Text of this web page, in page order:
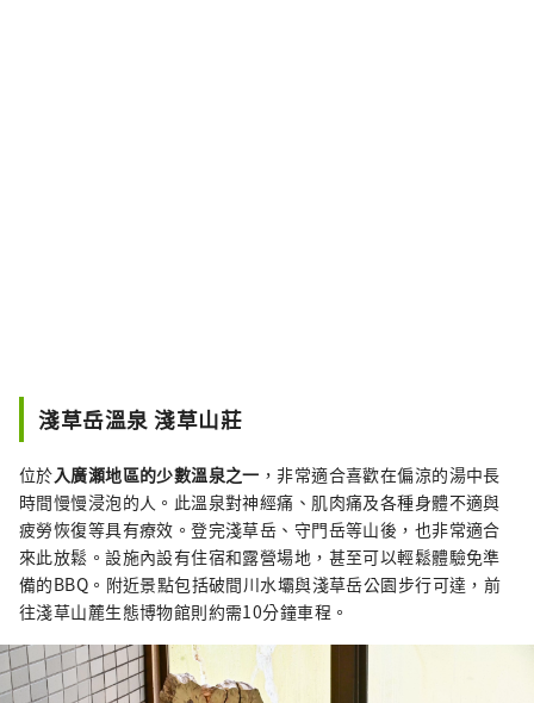
淺草岳溫泉 淺草山莊
位於入廣瀬地區的少數溫泉之一 ，非常適合喜歡在偏涼的湯中長
時間慢慢浸泡的人。此溫泉對神經痛、肌肉痛及各種身體不適與
疲勞恢復等具有療效。登完淺草岳、守門岳等山後，也非常適合
來此放鬆。設施內設有住宿和露營場地，甚至可以輕鬆體驗免準
備的BBQ。附近景點包括破間川水壩與淺草岳公園步行可達，前
往淺草山麓生態博物館則約需10分鐘車程。